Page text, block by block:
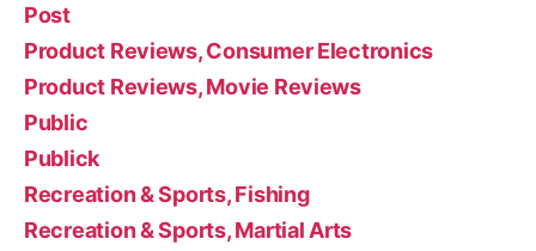
Post
Product Reviews, Consumer Electronics
Product Reviews, Movie Reviews
Public
Publick
Recreation & Sports, Fishing
Recreation & Sports, Martial Arts